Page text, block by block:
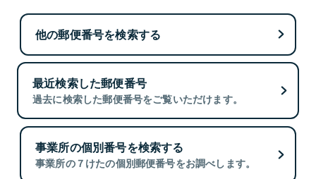
他の郵便番号を検索する
最近検索した郵便番号
過去に検索した郵便番号をご覧いただけます。
事業所の個別番号を検索する
事業所の７けたの個別郵便番号をお調べします。